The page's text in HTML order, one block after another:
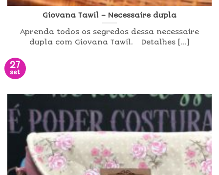
Giovana Tawil – Necessaire dupla
Aprenda todos os segredos dessa necessaire
dupla com Giovana Tawil. Detalhes [...]
27
set